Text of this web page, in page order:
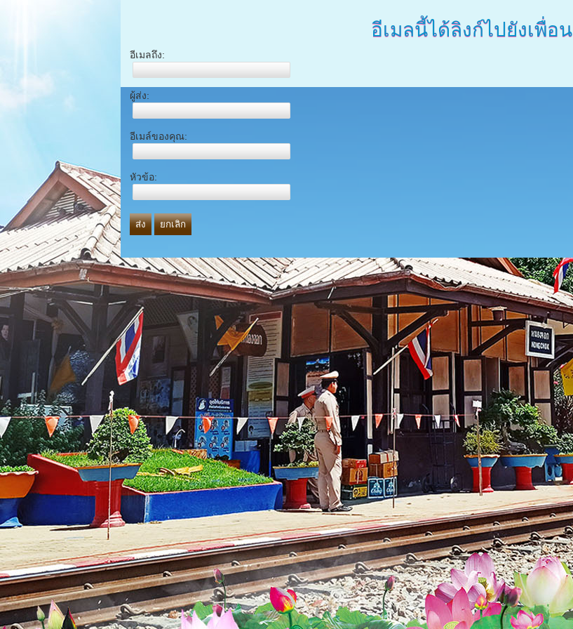
อีเมลนี้ได้ลิงก์ไปยังเพื่อน
อีเมลถึง:
ผู้ส่ง:
อีเมล์ของคุณ:
หัวข้อ:
ส่ง ยกเลิก